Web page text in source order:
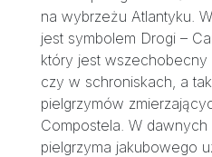
na wybrzeżu Atlantyku.
jest symbolem Drogi –
który jest
czy w schroniskach, a
pielgrzymów
Compostela. W
pielgrzyma jakubowego